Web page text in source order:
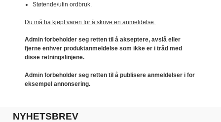
Støtende/ufin ordbruk.
Du må ha kjøpt varen for å skrive en anmeldelse.
Admin forbeholder seg retten til å akseptere, avslå eller
fjerne enhver produktanmeldelse som ikke er i tråd med
disse retningslinjene.
Admin forbeholder seg retten til å publisere anmeldelser i for
eksempel annonsering.
NYHETSBREV